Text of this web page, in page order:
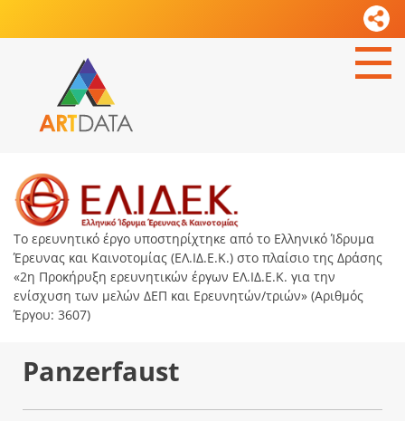
Το ερευνητικό έργο υποστηρίχτηκε από το Ελληνικό Ίδρυμα
Έρευνας και Καινοτομίας (ΕΛ.ΙΔ.Ε.Κ.) στο πλαίσιο της Δράσης
«2η Προκήρυξη ερευνητικών έργων ΕΛ.ΙΔ.Ε.Κ. για την
ενίσχυση των μελών ΔΕΠ και Ερευνητών/τριών» (Αριθμός
Έργου: 3607)
Panzerfaust